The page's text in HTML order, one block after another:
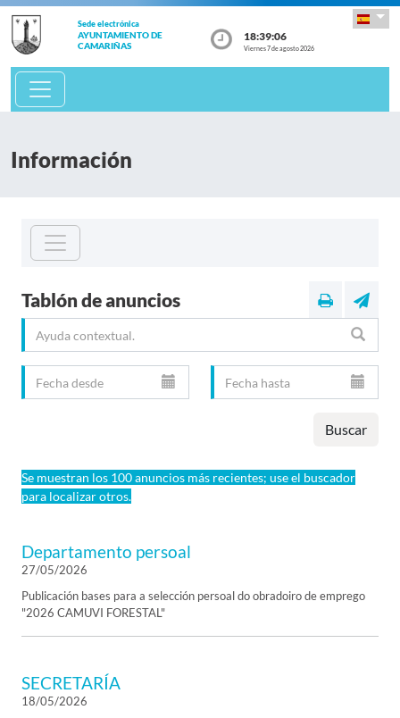
Sede electrónica
AYUNTAMIENTO DE
CAMARIÑAS
18:39:06
Viernes 7 de agosto 2026
Información
Tablón de anuncios
Buscar
Se muestran los 100 anuncios más recientes; use el buscador
para localizar otros.
Departamento persoal
27/05/2026
Publicación bases para a selección persoal do obradoiro de emprego
"2026 CAMUVI FORESTAL"
SECRETARÍA
18/05/2026